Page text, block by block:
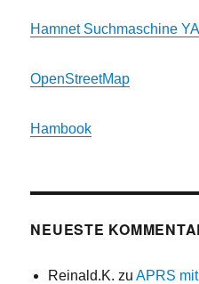
Hamnet Suchmaschine
OpenStreetMap
Hambook
NEUESTE
Reinald.K. zuAPRS